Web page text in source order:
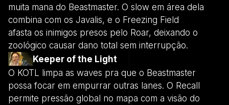
muita mana do Beastmaster. O slow em área dela
combina com os Javalis, e o Freezing Field
afasta os inimigos presos pelo Roar, deixando o
zoológico causar dano total sem interrupção.
Keeper of the Light
O KOTL limpa as waves pra que o Beastmaster
possa focar em empurrar outras lanes. O Recall
permite pressão global no mapa com a visão do